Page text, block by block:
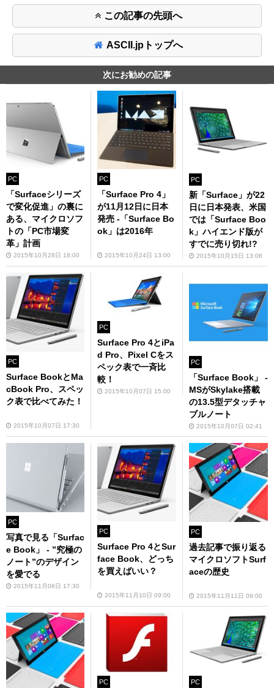
この記事の先頭へ
ASCII.jpトップへ
次にお勧めの記事
PC
「Surfaceシリーズ
で変化促進」の裏に
ある、マイクロソフ
トの「PC市場変
革」計画
2015年10月28日 18:00
PC
「Surface Pro 4」
が11月12日に日本
発売 -「Surface Bo
ok」は2016年
2015年10月24日 13:00
PC
新「Surface」が22
日に日本発表、米国
では「Surface Boo
k」ハイエンド版が
すでに売り切れ!?
2015年10月15日 13:06
PC
Surface BookとMa
cBook Pro、スペッ
ク表で比べてみた！
2015年10月07日 17:30
PC
Surface Pro 4とiPa
d Pro、Pixel Cをス
ペック表で一斉比
較！
2015年10月07日 15:00
PC
「Surface Book」 -
MSがSkylake搭載
の13.5型デタッチャ
ブルノート
2015年10月07日 02:41
PC
写真で見る「Surfac
e Book」 - ”究極の
ノート”のデザイン
を愛でる
2015年11月06日 17:30
PC
Surface Pro 4とSur
face Book、どっち
を買えばいい？
2015年11月10日 09:00
PC
過去記事で振り返る
マイクロソフトSurf
aceの歴史
2015年11月11日 09:00
PC PC